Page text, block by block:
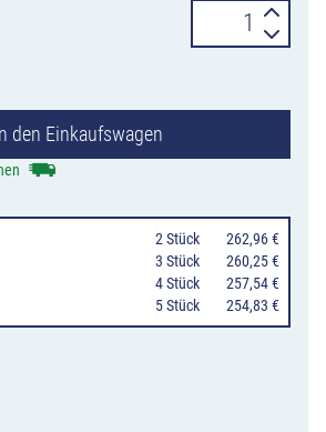
DecoMark™
Hüpfspiele
&
1
bis
9
Menge
den Einkaufswagen
2 Stück
262,96 €
3 Stück
260,25 €
4 Stück
257,54 €
5 Stück 254,83 €